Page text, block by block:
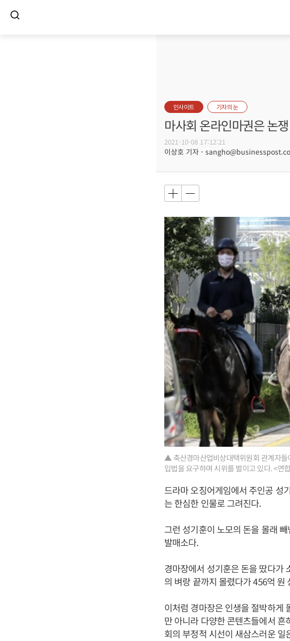
인사이트 기자의 눈
마사회 온라인마권은 논
2021-10-08 17:12:21
이상호 기자 -
▲ 축산경마산업비상대택위원회 관계자들
입법을 요구하며 시위를 벌이고 있다. <연
드라마 오징어게임에서 주인공 성
는 한심한 인물로 그려진다.
그런 성기훈이 노모의 돈을 몰래
발매소다.
경마장에서 성기훈은 돈을 땄다가
의 벼랑 끝까지 몰렸다가 456억
이처럼 경마장은 인생을 절박하게
만 아니라 다양한 콘텐츠들에서
회의 부정적 시선이 새삼스러운 일